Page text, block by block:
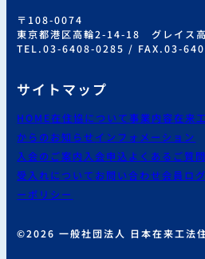
〒108-0074
東京都港区高輪2-14-18 グレイス
TEL.03-6408-0285 / FAX.03-
サイトマップ
HOME在住協について事業内容在来
からのお知らせインフォメーション
入会のご案内 入会申込よくあるご質
受入れについて お問い合わせ会員ロ
ーポリシー
©2026 一般社団法人 日本在来工法